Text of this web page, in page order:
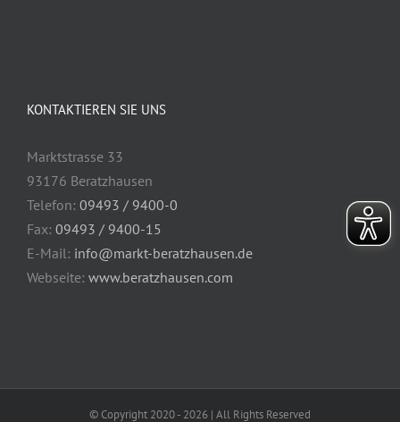
KONTAKTIEREN SIE UNS
Marktstrasse 33
93176 Beratzhausen
Telefon: 09493 / 9400-0
Fax: 09493 / 9400-15
E-Mail: info@markt-beratzhausen.de
Webseite: www.beratzhausen.com
© Copyright 2020 - 2026 | All Rights Reserved